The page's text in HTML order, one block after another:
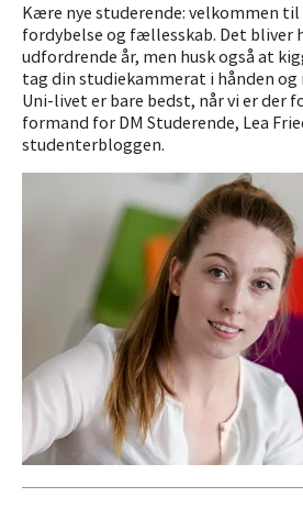
Kære nye studerende: velkommen til
fordybelse og fællesskab. Det bliver
udfordrende år, men husk også at
tag din studiekammerat i hånden og
Uni-livet er bare bedst, når vi er der
formand for DM Studerende, Lea
studenterbloggen.